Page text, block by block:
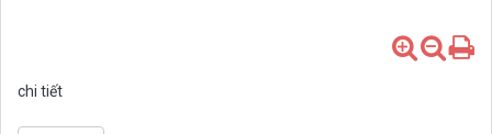
chi tiết